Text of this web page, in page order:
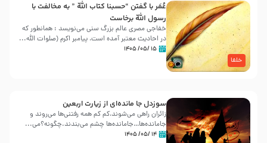
خلفا
عُمَر با گفتن “حسبنا كتاب اللّه ” به مخالفت با
رسول اللّه برخاست
خفاجی مصری عالم بزرگ سنی می‌نویسد : همانطور که
در احادیث معتبر آمده است، پیامبر اکرم (صلوات اللّه...
۱۵ /۰۵/ ۱۴۰۵
سوزدل جا مانده‌ای از زیارت اربعین
زائران راهی می‌شوند،کم‌ کم همه رفتنی‌ها می‌روند و
جامانده‌ها…جامانده‌ها چشم می‌بندند.چگونه؟می‌...
۱۴ /۰۵/ ۱۴۰۵